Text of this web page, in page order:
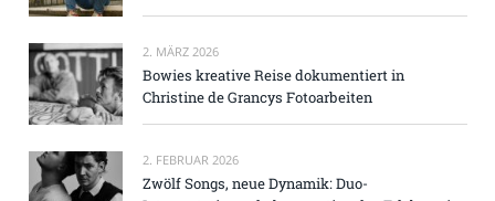
2. MÄRZ 2026
Bowies kreative Reise dokumentiert in
Christine de Grancys Fotoarbeiten
2. FEBRUAR 2026
Zwölf Songs, neue Dynamik: Duo-